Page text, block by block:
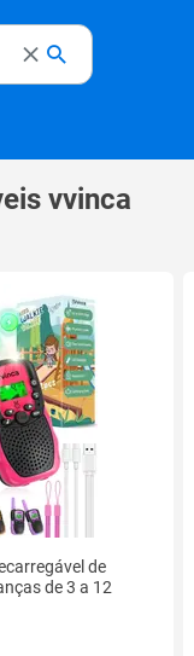
vvinca
de
de 3 a 12